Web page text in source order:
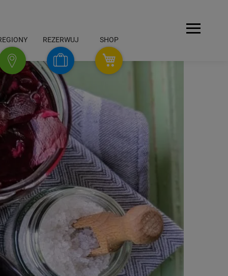
Regiony
REZERWUJ
Rezerwuj
SHOP
SHOP